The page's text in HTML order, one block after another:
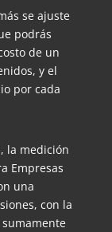
se ajuste
podrás
de un
y el
por cada
la medición
Empresas
una
con la